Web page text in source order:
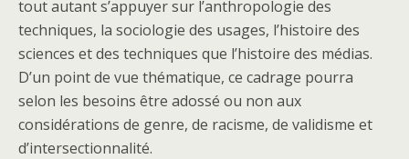
tout autant s’appuyer sur l’anthropologie des
techniques, la sociologie des usages, l’histoire des
sciences et des techniques que l’histoire des médias.
D’un point de vue thématique, ce cadrage pourra
selon les besoins être adossé ou non aux
considérations de genre, de racisme, de validisme et
d’intersectionnalité.